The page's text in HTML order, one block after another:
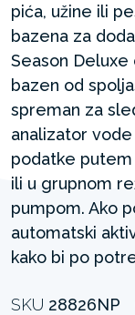
pića, užine ili
bazena za
Season
bazen od
spreman za
analizator
podatke putem
ili u grupnom
pumpom. Ako
automatski
kako bi po
SKU 28826NP